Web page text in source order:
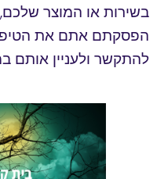
בשירות או המוצר שלכם,
הפסקתם אתם את
להתקשר ולעניין אותם